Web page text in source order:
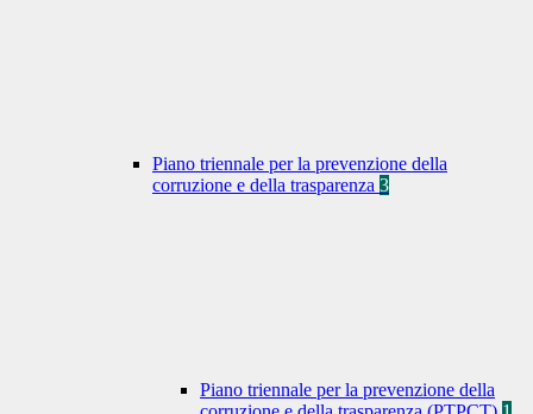
Piano triennale per la prevenzione della
corruzione e della trasparenza 3
Piano triennale per la prevenzione della